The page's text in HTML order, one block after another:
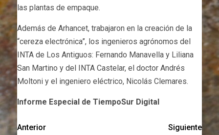
las plantas de empaque.
Además de Arhancet, trabajaron en la creación de la
“cereza electrónica”, los ingenieros agrónomos del
INTA de Los Antiguos: Fernando Manavella y Liliana
San Martino y del INTA Castelar, el doctor Andrés
Moltoni y el ingeniero eléctrico, Nicolás Clemares.
Informe Especial de TiempoSur Digital
Anterior
Siguiente